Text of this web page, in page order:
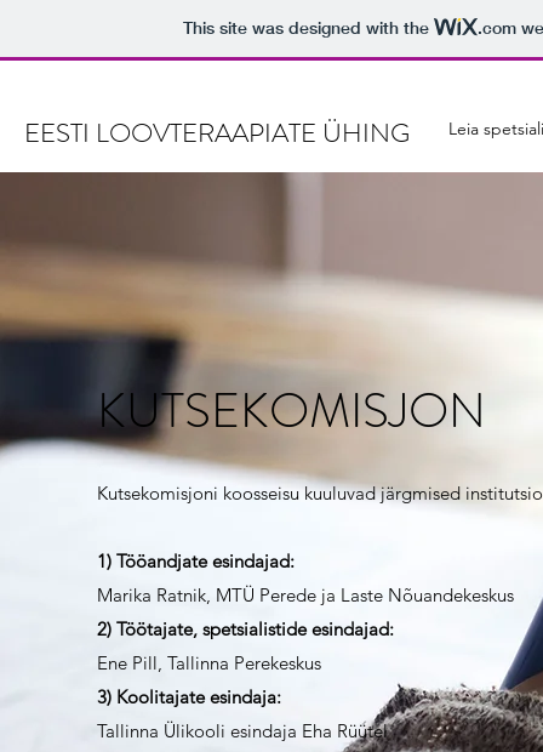
This site was designed with the .com
EESTI LOOVTERAAPIATE ÜHING Leia
KUTSEKOMISJON
Kutsekomisjoni koosseisu kuuluvad järgmised
1) Tööandjate esindajad:
Marika Ratnik, MTÜ Perede ja Laste Nõuandekeskus
2) Töötajate, spetsialistide esindajad:
Ene Pill, Tallinna Perekeskus
3) Koolitajate esindaja:
Tallinna Ülikooli esindaja Eha Rüütel